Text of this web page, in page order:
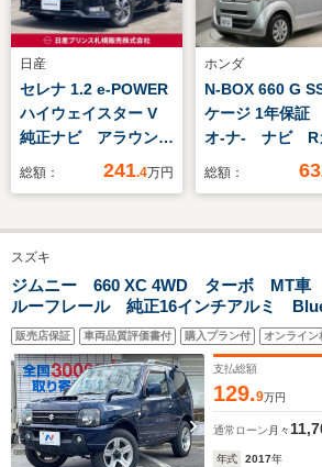
日産
セレナ 1.2 e-POWER
ハイウェイスター V
純正ナビ アラウンド
ビューモニター プロ
ター ETC車載器 両
側オートスライドド
ア サイドエアバッ
グ カーテンエアバッ
グ
総額： 241.4万円
ホンダ
N-BOX 660 G
ケージ 1年保証
オ-ナ- ナビ R
ラ CD録音
キ- 盗難防止
ドアバイザ- ベ
シ-ト Wエアバ
総額： 63
スズキ
ジムニー 660 XC 4WD ターボ MT車
ルーフレール 純正16インチアルミ
DVD再生 フルセグ 電動格納ミラー
ヘッドライトレベライザー
販売店保証 車両品質評価書付 購入プラン付 オンライン
支払総額
129.9万円
通常ローン 月々
年式 2017年